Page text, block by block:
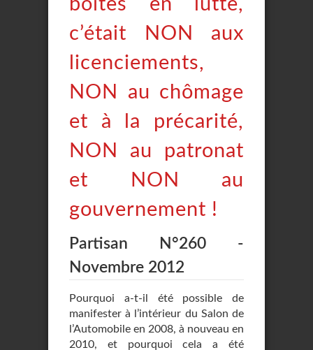
boites en lutte,
c’était NON aux
licenciements,
NON au chômage
et à la précarité,
NON au patronat
et NON au
gouvernement !
Partisan N°260 -
Novembre 2012
Pourquoi a-t-il été possible de
manifester à l’intérieur du Salon de
l’Automobile en 2008, à nouveau en
2010, et pourquoi cela a été